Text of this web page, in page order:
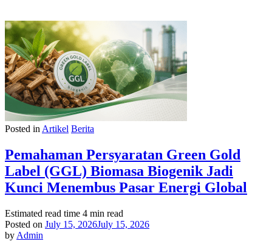
Posted in Artikel Berita
Pemahaman Persyaratan Green Gold
Label (GGL) Biomasa Biogenik Jadi
Kunci Menembus Pasar Energi Global
Estimated read time 4 min read
Posted on July 15, 2026July 15, 2026
by Admin